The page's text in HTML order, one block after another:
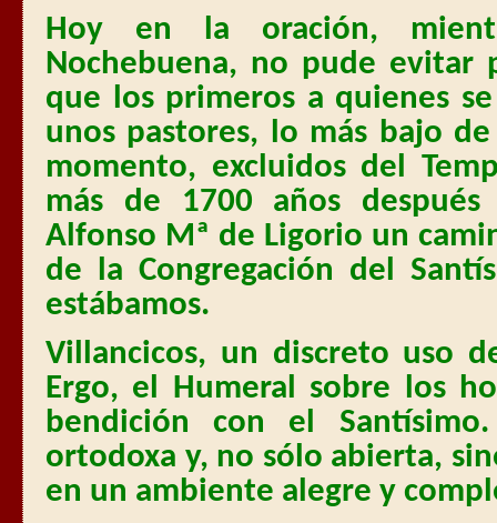
Hoy en la oración,
Nochebuena, no pude evitar
que los primeros a quienes
unos pastores, lo más bajo
momento, excluidos del
más de 1700 años
Alfonso Mª de Ligorio un
de la Congregación del
estábamos.
Villancicos, un discreto uso
Ergo, el Humeral sobre los
bendición con el
ortodoxa y, no sólo abierta,
en un ambiente alegre y